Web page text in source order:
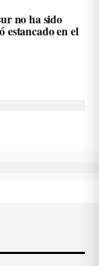
no ha sido
estancado en el